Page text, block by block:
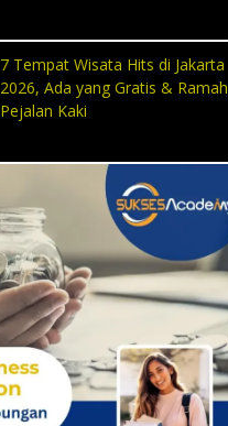
7 Tempat Wisata Hits di Jakarta
2026, Ada yang Gratis & Ramah
Pejalan Kaki